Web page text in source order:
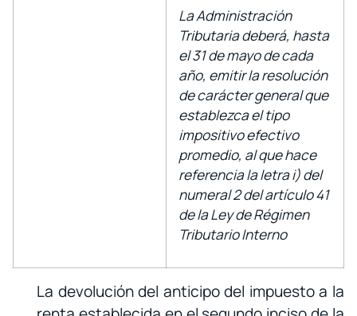
La Administración
Tributaria deberá, hasta
el 31 de mayo de cada
año, emitir la resolución
de carácter general que
establezca el tipo
impositivo efectivo
promedio, al que hace
referencia la letra i) del
numeral 2 del artículo 41
de la Ley de Régimen
Tributario Interno
La devolución del anticipo del impuesto a la